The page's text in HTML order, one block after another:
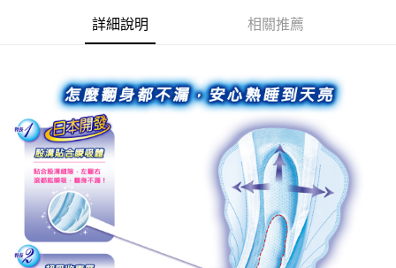
詳細說明 相關推薦